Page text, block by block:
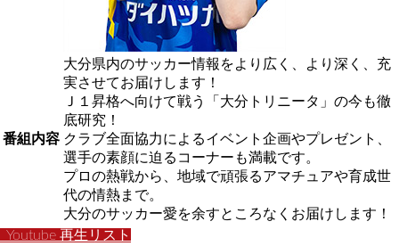
番組内容
大分県内のサッカー情報をより広く、より深く、充
実させてお届けします！
Ｊ１昇格へ向けて戦う「大分トリニータ」の今も徹
底研究！
クラブ全面協力によるイベント企画やプレゼント、
選手の素顔に迫るコーナーも満載です。
プロの熱戦から、地域で頑張るアマチュアや育成世
代の情熱まで。
大分のサッカー愛を余すところなくお届けします！
Youtube 再生リスト